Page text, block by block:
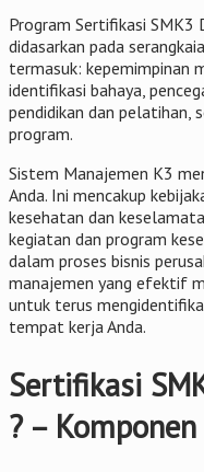
Program Sertifikasi SMK3
didasarkan pada
termasuk: kepemimpinan
identifikasi bahaya,
pendidikan dan pelatihan,
program.
Sistem Manajemen K3
Anda. Ini mencakup
kesehatan dan
kegiatan dan program
dalam proses bisnis
manajemen yang efektif
untuk terus
tempat kerja Anda.
Sertifikasi
? –